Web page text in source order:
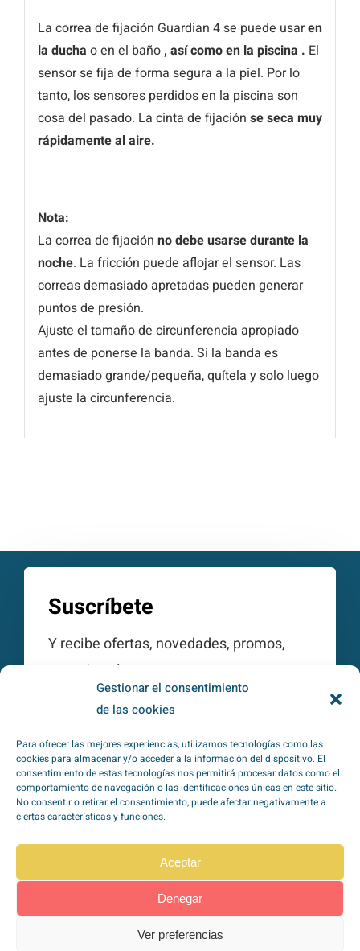
Gestionar el consentimiento
de las cookies
Para ofrecer las mejores experiencias, utilizamos tecnologías como las
cookies para almacenar y/o acceder a la información del dispositivo. El
consentimiento de estas tecnologías nos permitirá procesar datos como el
comportamiento de navegación o las identificaciones únicas en este sitio.
No consentir o retirar el consentimiento, puede afectar negativamente a
ciertas características y funciones.
Aceptar
Denegar
Ver preferencias
La correa de fijación Guardian 4 se puede usaren
la ducha o en el baño , así como en la piscina . El
sensor se fija de forma segura a la piel. Por lo
tanto, los sensores perdidos en la piscina son
cosa del pasado. La cinta de fijación se seca muy
rápidamente al aire.
Nota:
La correa de fijación no debe usarse durante la
noche. La fricción puede aflojar el sensor. Las
correas demasiado apretadas pueden generar
puntos de presión.
Ajuste el tamaño de circunferencia apropiado
antes de ponerse la banda. Si la banda es
demasiado grande/pequeña, quítela y solo luego
ajuste la circunferencia.
Suscríbete
Y recibe ofertas, novedades, promos,
consejos, tips…
Subscribirme
He leído y acepto la
privacidad*